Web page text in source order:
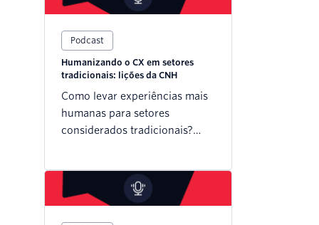
setor desafiador e único: o
Podcast
Humanizando o CX em setores
tradicionais: lições da CNH
Como levar experiências mais
humanas para setores
considerados tradicionais?
(Gerente de CX da CNH) e
Tomas Duarte (CEO da